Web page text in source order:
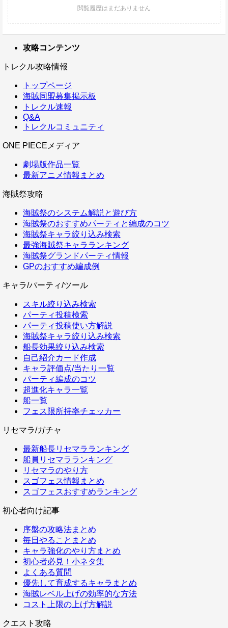
攻略コンテンツ
トレクル攻略情報
トップページ
海賊同盟募集掲示板
トレクル速報
Q&A
トレクルコミュニティ
ONE PIECEメディア
劇場版作品一覧
最新アニメ情報まとめ
海賊祭攻略
海賊祭のシステム解説と遊び方
海賊祭のおすすめパーティと編成のコツ
海賊祭キャラ絞り込み検索
最強海賊祭キャラランキング
海賊祭グランドパーティ情報
GPのおすすめ編成例
キャラ/パーティ/ツール
スキル絞り込み検索
パーティ投稿検索
パーティ投稿使い方解説
海賊祭キャラ絞り込み検索
船長効果絞り込み検索
自己紹介カード作成
キャラ評価点/当たり一覧
パーティ編成のコツ
超進化キャラ一覧
船一覧
フェス限所持率チェッカー
リセマラ/ガチャ
最新船長リセマラランキング
船員リセマラランキング
リセマラのやり方
スゴフェス情報まとめ
スゴフェスおすすめランキング
初心者向け記事
序盤の攻略法まとめ
毎日やることまとめ
キャラ強化のやり方まとめ
初心者必見！小ネタ集
よくある質問
優先して育成するキャラまとめ
海賊レベル上げの効率的な方法
コスト上限の上げ方解説
クエスト攻略